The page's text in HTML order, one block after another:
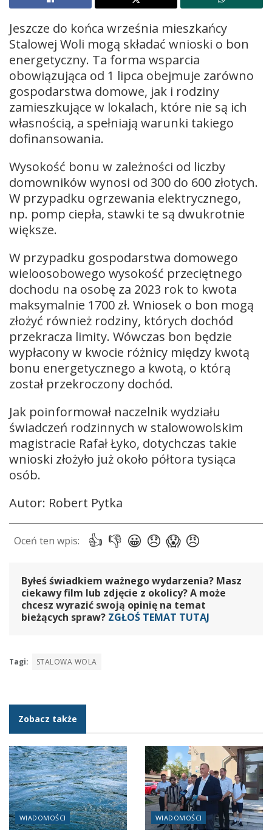
Jeszcze do końca września mieszkańcy
Stalowej Woli mogą składać wnioski o bon
energetyczny. Ta forma wsparcia
obowiązująca od 1 lipca obejmuje zarówno
gospodarstwa domowe, jak i rodziny
zamieszkujące w lokalach, które nie są ich
własnością, a spełniają warunki takiego
dofinansowania.
Wysokość bonu w zależności od liczby
domowników wynosi od 300 do 600 złotych.
W przypadku ogrzewania elektrycznego,
np. pomp ciepła, stawki te są dwukrotnie
większe.
W przypadku gospodarstwa domowego
wieloosobowego wysokość przeciętnego
dochodu na osobę za 2023 rok to kwota
maksymalnie 1700 zł. Wniosek o bon mogą
złożyć również rodziny, których dochód
przekracza limity. Wówczas bon będzie
wypłacony w kwocie różnicy między kwotą
bonu energetycznego a kwotą, o którą
został przekroczony dochód.
Jak poinformował naczelnik wydziału
świadczeń rodzinnych w stalowowolskim
magistracie Rafał Łyko, dotychczas takie
wnioski złożyło już około półtora tysiąca
osób.
Autor: Robert Pytka
Byłeś świadkiem ważnego wydarzenia? Masz
ciekawy film lub zdjęcie z okolicy? A może
chcesz wyrazić swoją opinię na temat
bieżących spraw? ZGŁOŚ TEMAT TUTAJ
Tagi: STALOWA WOLA
Zobacz także
WIADOMOŚCI WIADOMOŚCI